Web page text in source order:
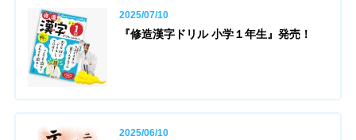
2025/07/10
『修造漢字ドリル 小学１年生』発売！
2025/06/10